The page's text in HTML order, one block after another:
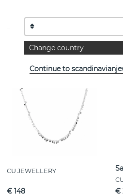
Bekijk meer
CU JEWELLERY
€ 148
€
Change country
Continue to